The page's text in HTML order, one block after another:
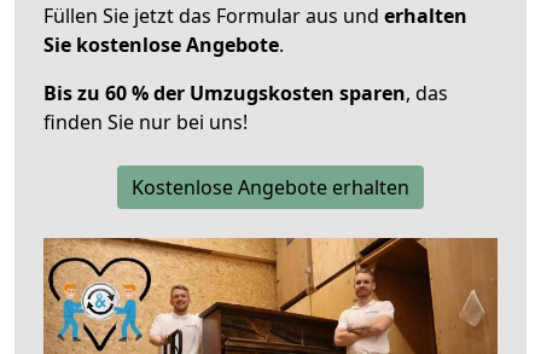
Füllen Sie jetzt das Formular aus und erhalten
Sie kostenlose Angebote.
Bis zu 60 % der Umzugskosten sparen, das
finden Sie nur bei uns!
Kostenlose Angebote erhalten